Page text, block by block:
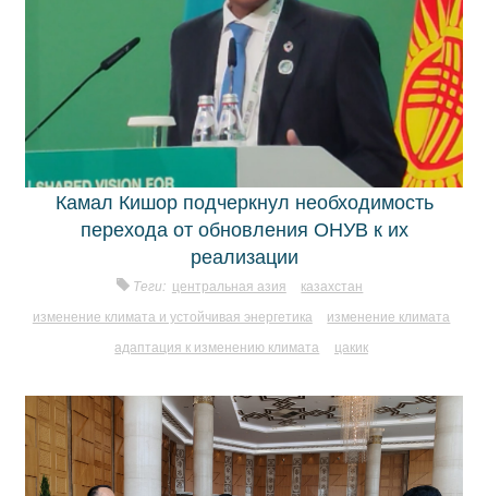
Камал Кишор подчеркнул необходимость
перехода от обновления ОНУВ к их
реализации
Теги: центральная азия
казахстан
изменение климата и устойчивая энергетика
изменение климата
адаптация к изменению климата
цакик